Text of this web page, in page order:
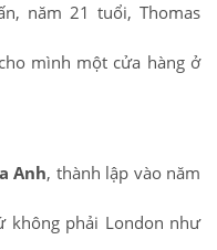
năm 21 tuổi, Thomas
mình một cửa hàng ở
Anh, thành lập vào năm
không phải London như